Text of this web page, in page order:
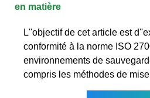
en matière
L''objectif de cet article est
conformité à la norme ISO
environnements de
compris les méthodes de mise